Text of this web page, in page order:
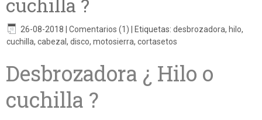
26-08-2018 Comentarios (1) Etiquetas: desbrozadora, hilo,
cuchilla, cabezal , disco, motosierra, cortasetos
Desbrozadora ¿ Hilo o
cuchilla ?